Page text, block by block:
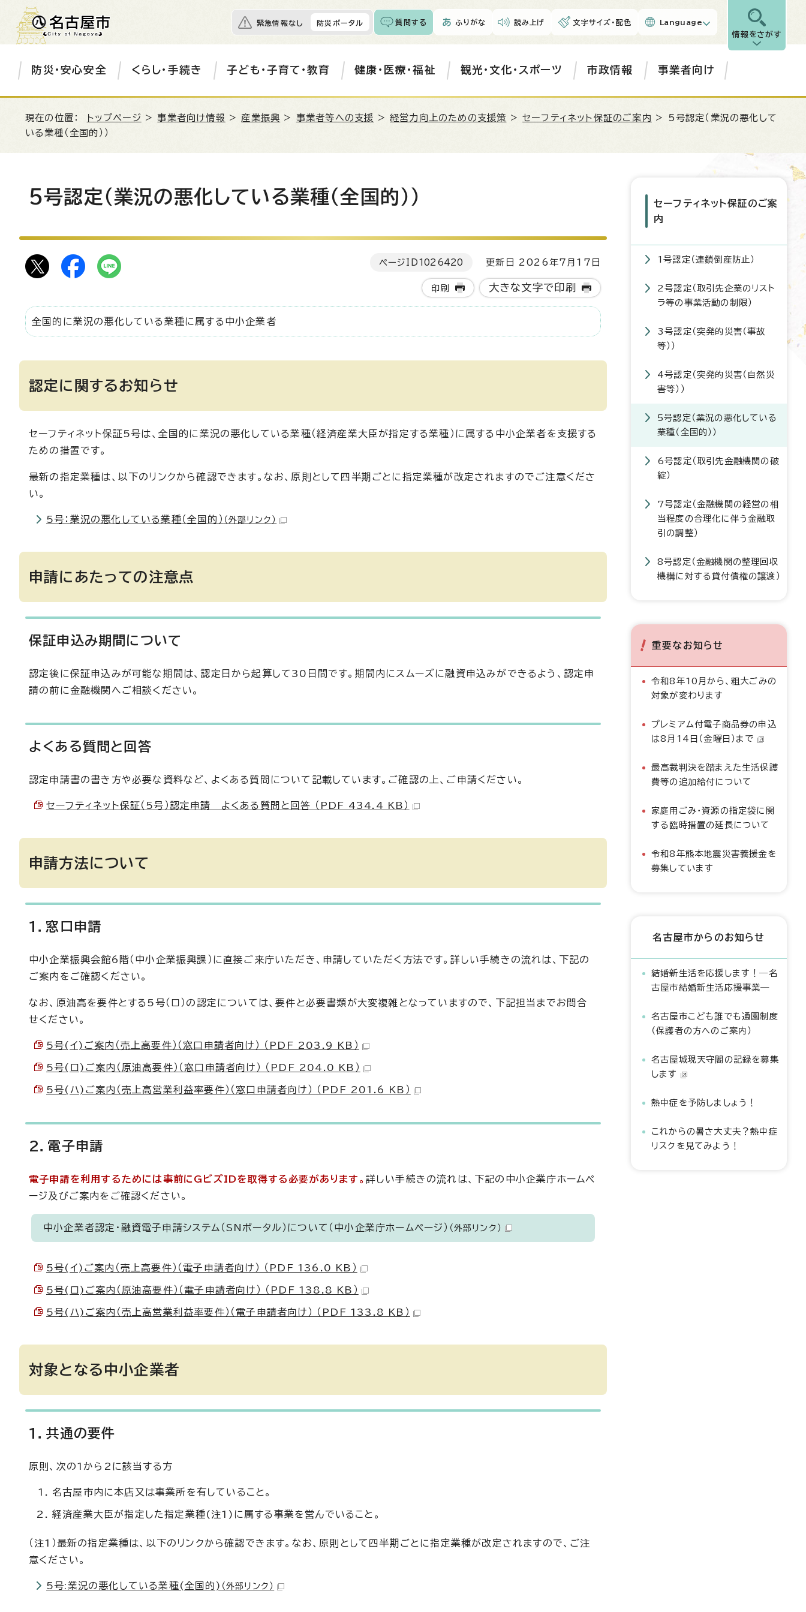
緊急情報なし 防災ポータル 質問する ふりがな 読み上げ 文字サイズ・配色 Language
情報をさがす
防災・安心安全 くらし・手続き 子ども・子育て・教育 健康・医療・福祉 観光・文化・スポーツ 市政情報 事業者向け
現在の位置： トップページ >事業者向け情報 > 産業振興 > 事業者等への支援 >経営力向上のための支援策 >セーフティネット保証のご案内 > 5号認定（業況の悪化して
いる業種（全国的））
5号認定（業況の悪化している業種（全国的））
ページID 1026420 更新日 2026年7月17日
印刷 大きな文字で印刷
全国的に業況の悪化している業種に属する中小企業者
認定に関するお知らせ
セーフティネット保証5号は、全国的に業況の悪化している業種（経済産業大臣が指定する業種）に属する中小企業者を支援する
ための措置です。
最新の指定業種は、以下のリンクから確認できます。なお、原則として四半期ごとに指定業種が改定されますのでご注意くださ
い。
5号：業況の悪化している業種（全国的） （外部リンク）
申請にあたっての注意点
保証申込み期間について
認定後に保証申込みが可能な期間は、認定日から起算して30日間です。期間内にスムーズに融資申込みができるよう、認定申
請の前に金融機関へご相談ください。
よくある質問と回答
認定申請書の書き方や必要な資料など、よくある質問について記載しています。ご確認の上、ご申請ください。
セーフティネット保証（5号）認定申請 よくある質問と回答 （PDF 434.4 KB）
申請方法について
1．窓口申請
中小企業振興会館6階（中小企業振興課）に直接ご来庁いただき、申請していただく方法です。詳しい手続きの流れは、下記の
ご案内をご確認ください。
なお、原油高を要件とする5号（ロ）の認定については、要件と必要書類が大変複雑となっていますので、下記担当までお問合
せください。
5号(イ)ご案内（売上高要件）（窓口申請者向け） （PDF 203.9 KB）
5号(ロ)ご案内（原油高要件）（窓口申請者向け） （PDF 204.0 KB）
5号(ハ)ご案内（売上高営業利益率要件）（窓口申請者向け） （PDF 201.6 KB）
2．電子申請
電子申請を利用するためには事前にGビズIDを取得する必要があります。 詳しい手続きの流れは、下記の中小企業庁ホームペ
ージ及びご案内をご確認ください。
中小企業者認定・融資電子申請システム（SNポータル）について（中小企業庁ホームページ） （外部リンク）
5号(イ)ご案内（売上高要件）（電子申請者向け） （PDF 136.0 KB）
5号(ロ)ご案内（原油高要件）（電子申請者向け） （PDF 138.8 KB）
5号(ハ)ご案内（売上高営業利益率要件）（電子申請者向け） （PDF 133.8 KB）
対象となる中小企業者
1．共通の要件
原則、次の1から2に該当する方
名古屋市内に本店又は事業所を有していること。
経済産業大臣が指定した指定業種(注1)に属する事業を営んでいること。
（注1）最新の指定業種は、以下のリンクから確認できます。なお、原則として四半期ごとに指定業種が改定されますので、ご注
意ください。
5号:業況の悪化している業種(全国的) （外部リンク）
セーフティネット保証のご案
内
1号認定（連鎖倒産防止）
2号認定（取引先企業のリスト
ラ等の事業活動の制限）
3号認定（突発的災害（事故
等））
4号認定（突発的災害（自然災
害等））
5号認定（業況の悪化している
業種（全国的））
6号認定（取引先金融機関の破
綻）
7号認定（金融機関の経営の相
当程度の合理化に伴う金融取
引の調整）
8号認定（金融機関の整理回収
機構に対する貸付債権の譲渡）
重要なお知らせ
令和8年10月から、粗大ごみの
対象が変わります
プレミアム付電子商品券の申込
は8月14日（金曜日）まで
最高裁判決を踏まえた生活保護
費等の追加給付について
家庭用ごみ・資源の指定袋に関
する臨時措置の延長について
令和8年熊本地震災害義援金を
募集しています
名古屋市からのお知らせ
結婚新生活を応援します！―名
古屋市結婚新生活応援事業―
名古屋市こども誰でも通園制度
（保護者の方へのご案内）
名古屋城現天守閣の記録を募集
します
熱中症を予防しましょう！
これからの暑さ大丈夫？熱中症
リスクを見てみよう！